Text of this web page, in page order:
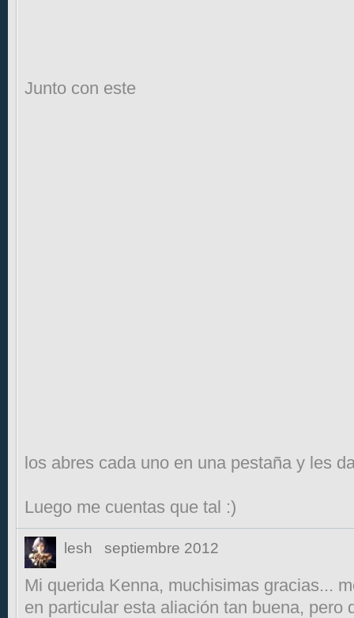
Junto con este
los abres cada uno en una pestaña y les
Luego me cuentas que tal :)
lesh septiembre 2012
Mi querida Kenna, muchisimas gracias...
en particular esta aliación tan buena, pero